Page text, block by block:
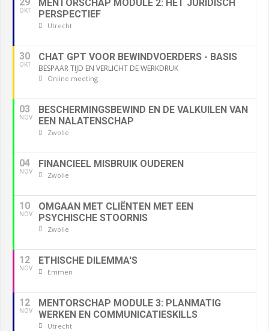
OKT
MENTORSCHAP MODULE 2: HET JURIDISCH
PERSPECTIEF
Utrecht
30
OKT
CHAT GPT VOOR BEWINDVOERDERS - BASIS
BESPAAR TIJD EN VERLICHT DE WERKDRUK
Online meeting
03
NOV
BESCHERMINGSBEWIND EN DE VALKUILEN VAN
EEN NALATENSCHAP
Zwolle
04
NOV
FINANCIEEL MISBRUIK OUDEREN
Zwolle
10
NOV
OMGAAN MET CLIËNTEN MET EEN
PSYCHISCHE STOORNIS
Zwolle
12
NOV
ETHISCHE DILEMMA'S
Emmen
12
NOV
MENTORSCHAP MODULE 3: PLANMATIG
WERKEN EN COMMUNICATIESKILLS
Utrecht